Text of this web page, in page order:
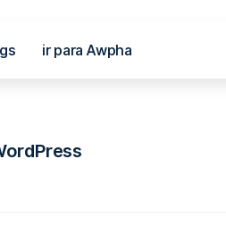
ir para Awpha